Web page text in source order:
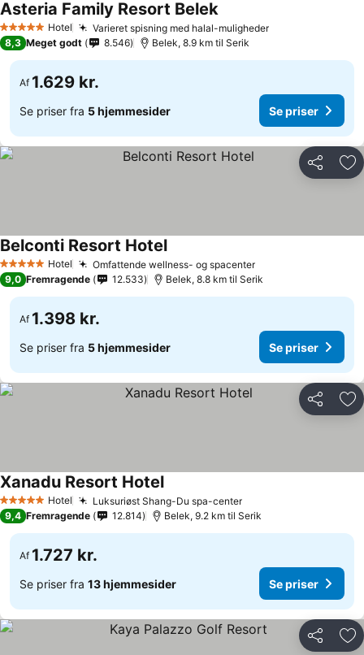
5 Stjerner Hotel Varieret spisning med halal-muligheder
Asteria Family Resort Belek
8,3 Meget godt 8.546 Belek, 8.9 km til Serik
Af 1.629 kr.
Se priser fra 5 hjemmesider Se priser
Del
5 Stjerner Hotel Omfattende wellness- og spacenter
Belconti Resort Hotel
9,0 Fremragende 12.533 Belek, 8.8 km til Serik
Af 1.398 kr.
Se priser fra 5 hjemmesider Se priser
Del
5 Stjerner Hotel Luksuriøst Shang-Du spa-center
Xanadu Resort Hotel
9,4 Fremragende 12.814 Belek, 9.2 km til Serik
Af 1.727 kr.
Se priser fra 13 hjemmesider Se priser
Del